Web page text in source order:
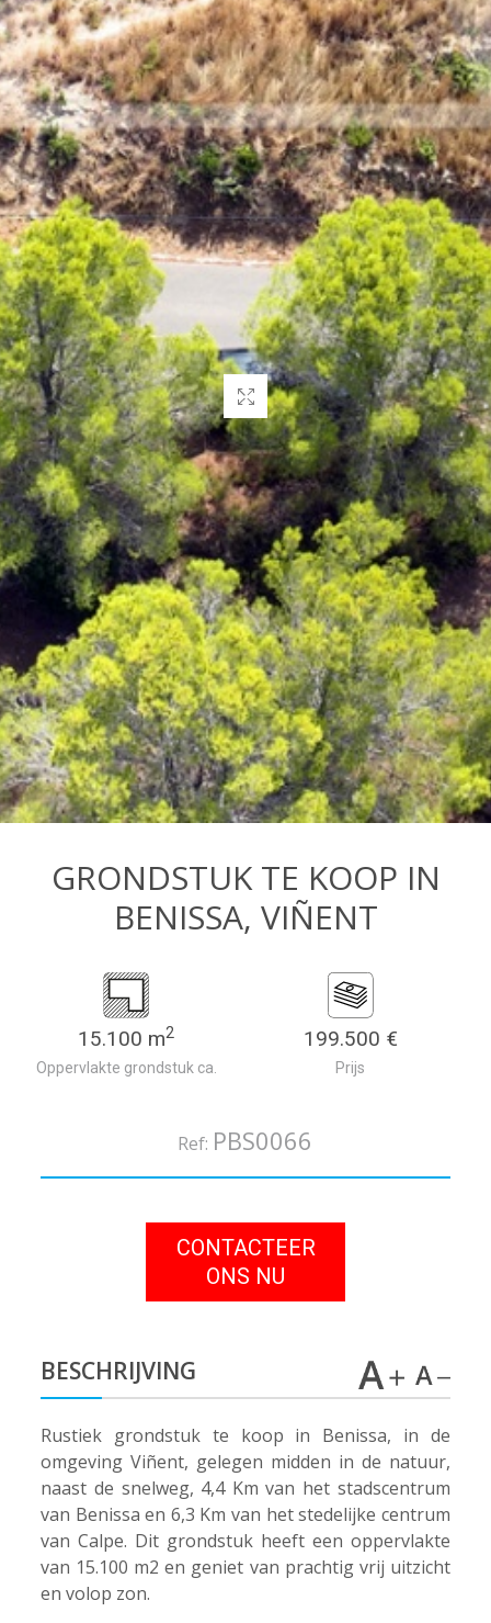
GRONDSTUK TE KOOP IN
BENISSA, VIÑENT
15.100 m2
Oppervlakte grondstuk ca.
199.500 €
Prijs
Ref: PBS0066
CONTACTEER
ONS NU
BESCHRIJVING
Rustiek grondstuk te koop in Benissa, in de
omgeving Viñent, gelegen midden in de natuur,
naast de snelweg, 4,4 Km van het stadscentrum
van Benissa en 6,3 Km van het stedelijke centrum
van Calpe. Dit grondstuk heeft een oppervlakte
van 15.100 m2 en geniet van prachtig vrij uitzicht
en volop zon.